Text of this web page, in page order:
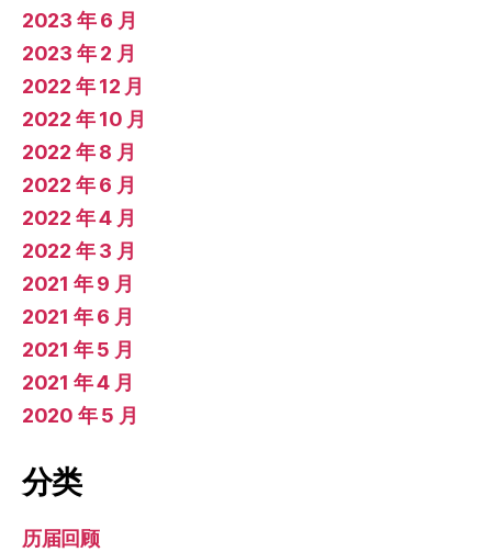
2023 年 6 月
2023 年 2 月
2022 年 12 月
2022 年 10 月
2022 年 8 月
2022 年 6 月
2022 年 4 月
2022 年 3 月
2021 年 9 月
2021 年 6 月
2021 年 5 月
2021 年 4 月
2020 年 5 月
分类
历届回顾